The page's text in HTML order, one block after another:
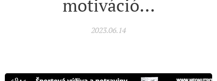
motiváció...
2023.06.14